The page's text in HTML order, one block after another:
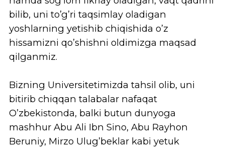
ijtimoiy-iqtisodiy sohalarni jadal rivojlantirish
va qayta tashkil etish yoʻlidan oʻtish uchun
yetarlicha tajriba toʻplagan. Va bu
oʻzgarishlardan biri ta’limning yangi
paradigmasi boʻlib, u bizga innovatsion
uslublar va nazariyalarni, tadqiqotlar va
Shuning uchun universitetimiz
konsepsiyasidagi kalit soʻz “Hwashin” (화신)
boʻlib, bu “Uygʻunlik & Innovatsiya”
ma’nolarini anglatadi. Koreya taʼlim
tizimining ilgʻor texnologiyalari va
yutuqlarini innovatsion yondashuv va ilmiy